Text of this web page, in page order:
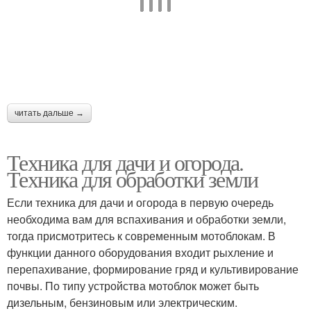
читать дальше →
Техника для дачи и огорода.
Техника для обработки земли
Если техника для дачи и огорода в первую очередь
необходима вам для вспахивания и обработки земли,
тогда присмотритесь к современным мотоблокам. В
функции данного оборудования входит рыхление и
перепахивание, формирование гряд и культивирование
почвы. По типу устройства мотоблок может быть
дизельным, бензиновым или электрическим.